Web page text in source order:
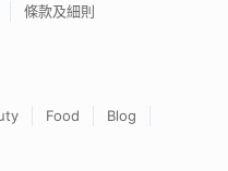
條款及細則
Food
Blog